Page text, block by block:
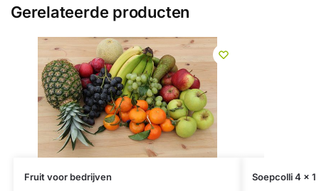
Gerelateerde producten
Fruit voor bedrijven Soepcolli 4 x 1